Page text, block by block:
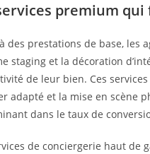
premium
des prestations de base, les
staging et la décoration
de leur bien. Ces
adapté et la mise en scène
dans le taux de
de conciergerie haut de